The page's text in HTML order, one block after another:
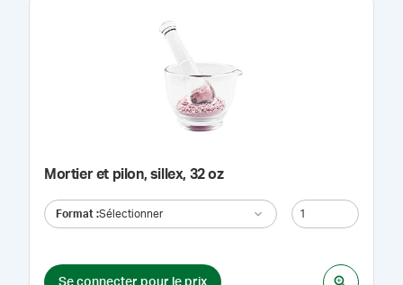
Mortier et pilon, sillex, 32 oz
Format :Sélectionner
Se connecter pour le prix